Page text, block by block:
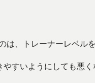
、トレーナーレベル
すいようにしても悪く